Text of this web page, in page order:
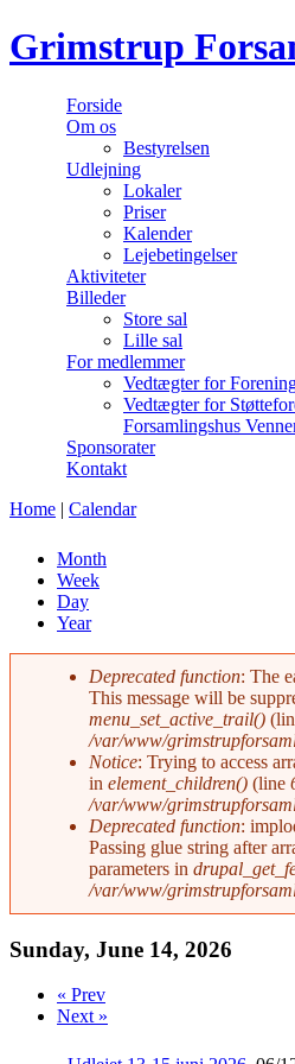
Grimstrup
Forside
Om os
Bestyrelsen
Udlejning
Lokaler
Priser
Kalender
Lejebetingelser
Aktiviteter
Billeder
Store sal
Lille sal
For medlemmer
Vedtægter for
Vedtægter for
Forsamlingshus
Sponsorater
Kontakt
Home | Calendar
Month
Week
Day
Year
Error message
Deprecated function: The
This message will be
menu_set_active_trail()
/var/www/
Notice: Trying to access
in element_children() (line
/var/www/
Deprecated function:
Passing glue string after
parameters in
/var/www/
Sunday, June 14, 2026
« Prev
Next »